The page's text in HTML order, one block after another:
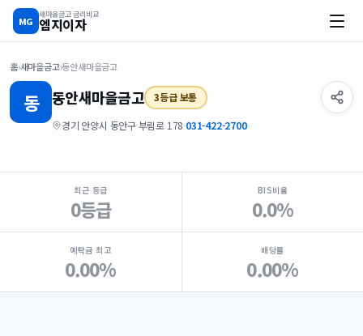
MG
새마을금고 금리비교
엠지이자
홈›새마을금고›동안새마을금고
동 동안새마을금고 3등급 보통
경기 안양시 동안구 부림로 178·031-422-2700
지점 핵심 지표 요약
최근 등급
0등급
BIS비율
0.0%
예탁금 최고
0.00%
배당률
0.00%